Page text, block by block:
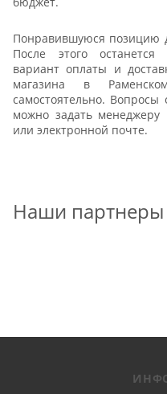
Понравившуюся позицию
После этого
вариант оплаты и
магазина в
самостоятельно. Вопросы
можно задать
или электронной почте.
Наши партнеры